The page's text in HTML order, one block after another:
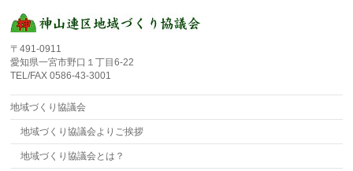
〒491-0911
愛知県一宮市野口１丁目6-22
TEL/FAX 0586-43-3001
地域づくり協議会
地域づくり協議会よりご挨拶
地域づくり協議会とは？